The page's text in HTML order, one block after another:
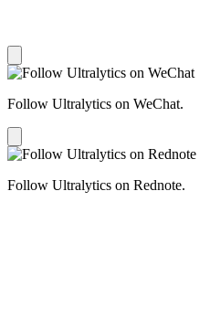
Follow Ultralytics on WeChat.
Follow Ultralytics on Rednote.